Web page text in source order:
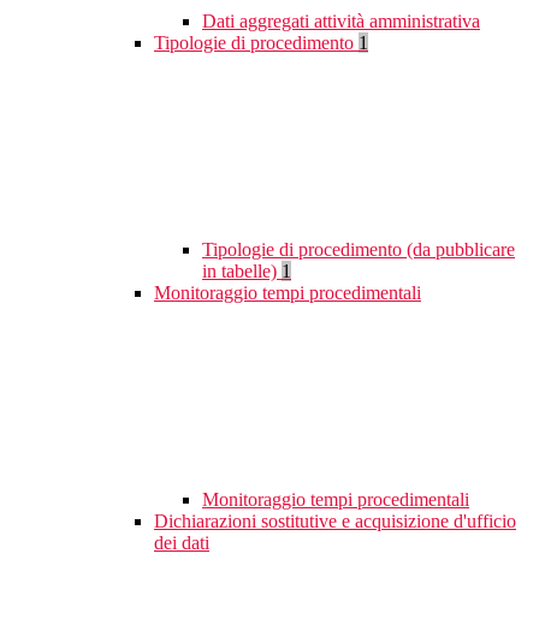
Dati aggregati attività amministrativa
Tipologie di procedimento 1
Tipologie di procedimento (da pubblicare
in tabelle) 1
Monitoraggio tempi procedimentali
Monitoraggio tempi procedimentali
Dichiarazioni sostitutive e acquisizione d'ufficio
dei dati